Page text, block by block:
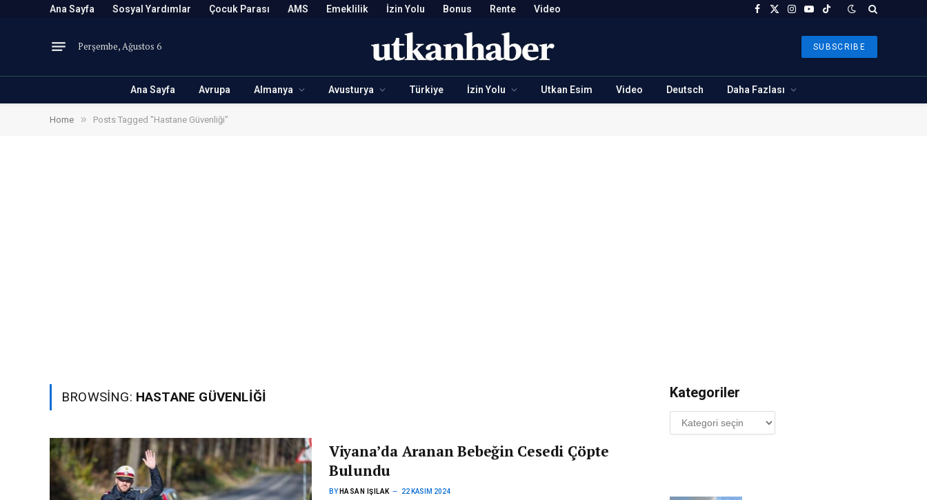
Ana Sayfa Sosyal Yardımlar Çocuk Parası AMS Emeklilik İzin Yolu Bonus Rente Video Facebook
X
Instagram
YouTubeTikTok
Perşembe, Ağustos 6 SUBSCRIBE
Ana Sayfa Avrupa Almanya Avusturya Türkiye İzin Yolu Utkan Esim Video Deutsch Daha Fazlası
Home » Posts Tagged "Hastane Güvenliği"
BROWSING: HASTANE GÜVENLIĞI
Viyana’da Aranan Bebeğin Cesedi Çöpte
Bulundu
BY HASAN IŞILAK 22 KASIM 2024
Kategoriler
Kategoriler